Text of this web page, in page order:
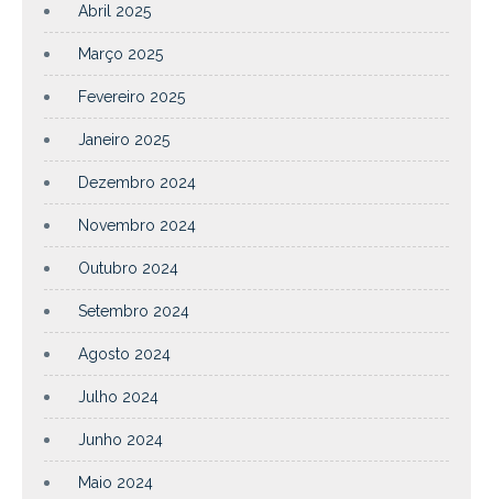
Abril 2025
Março 2025
Fevereiro 2025
Janeiro 2025
Dezembro 2024
Novembro 2024
Outubro 2024
Setembro 2024
Agosto 2024
Julho 2024
Junho 2024
Maio 2024